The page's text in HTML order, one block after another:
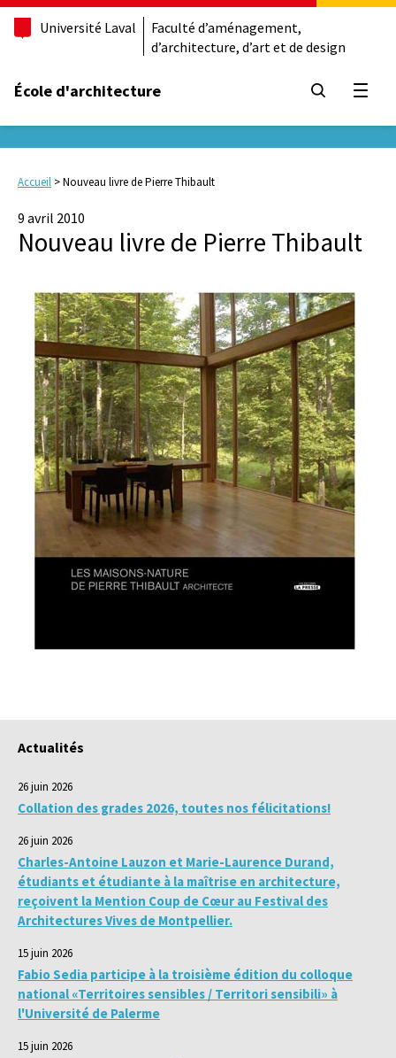
Université Laval
Faculté d’aménagement,
d’architecture, d’art et de design
École d'architecture
Accueil >Nouveau livre de Pierre Thibault
9 avril 2010
Nouveau livre de Pierre Thibault
Actualités
26 juin 2026
Collation des grades 2026, toutes nos félicitations!
26 juin 2026
Charles-Antoine Lauzon et Marie-Laurence Durand,
étudiants et étudiante à la maîtrise en architecture,
reçoivent la Mention Coup de Cœur au Festival des
Architectures Vives de Montpellier.
15 juin 2026
Fabio Sedia participe à la troisième édition du colloque
national «Territoires sensibles / Territori sensibili» à
l'Université de Palerme
15 juin 2026